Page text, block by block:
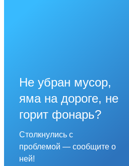
Не убран мусор,
яма на дороге, не
горит фонарь?
Столкнулись с
проблемой — сообщите о
ней!